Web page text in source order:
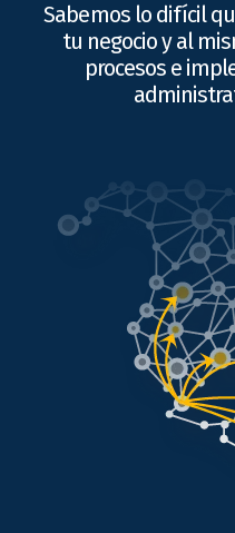
Sabemos lo difícil
tu negocio y al
procesos e